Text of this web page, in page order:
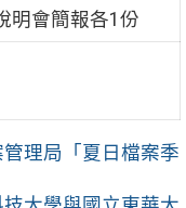
明會簡報各1份
理局「夏日檔案季